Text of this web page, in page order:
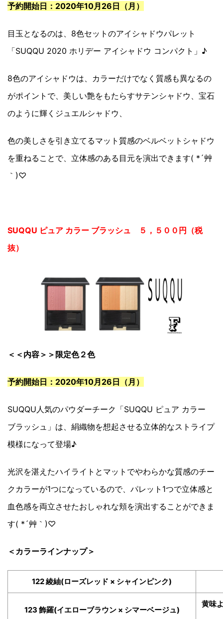
予約開始日：2020年10月26日（月）
目玉となるのは、8色セットのアイシャドウパレット
「SUQQU 2020 ホリデー アイシャドウ コンパクト」♪
8色のアイシャドウは、カラーだけでなく質感も異なるの
がポイントで、美しい艶をもたらすサテンシャドウ、宝石
のように輝くジュエルシャドウ、
色の美しさを引き立てるマット質感のベルベットシャドウ
を重ねることで、立体感のある目元を演出できます( *´艸
｀)♡
SUQQU ピュア カラー ブラッシュ ５，５００円（税
抜）
＜＜内容＞＞限定色２色
予約開始日：2020年10月26日（月）
SUQQU人気のパウダーチーク「SUQQU ピュア カラー
ブラッシュ」は、絹織物を想起させる立体的なストライプ
模様になって登場♪
光沢を湛えたハイライトとマットでやわらかな質感のチー
クカラーが1つになっているので、パレット1つで立体感と
血色感を両立させたおしゃれな頬を演出することができま
す( *´艸｀)♡
＜カラーラインナップ＞
122 綾紬(ローズレッド × シャインピンク)
123 飾羅(イエローブラウン × シマーベージュ)
黄味